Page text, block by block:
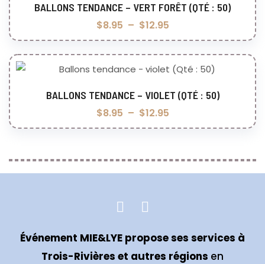
Choix des options
BALLONS TENDANCE – VERT FORÊT (QTÉ : 50)
$8.95 – $12.95
Choix des options
BALLONS TENDANCE – VIOLET (QTÉ : 50)
$8.95 – $12.95
Événement MIE&LYE propose ses services à
Trois-Rivières et autres régions en